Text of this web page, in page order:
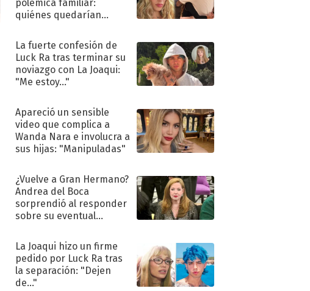
polémica familiar:
quiénes quedarían
La fuerte confesión de
Luck Ra tras terminar su
noviazgo con La Joaqui:
"Me estoy..."
Apareció un sensible
video que complica a
Wanda Nara e involucra a
sus hijas: "Manipuladas"
¿Vuelve a Gran Hermano?
Andrea del Boca
sorprendió al responder
sobre su eventual
La Joaqui hizo un firme
pedido por Luck Ra tras
la separación: "Dejen
de..."